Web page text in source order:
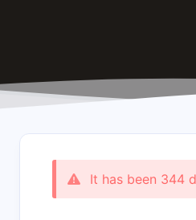
It has been 344